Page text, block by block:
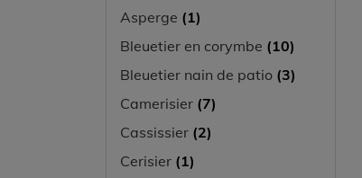
Asperge (1)
Bleuetier en corymbe (10)
Bleuetier nain de patio (3)
Camerisier (7)
Cassissier (2)
Cerisier (1)